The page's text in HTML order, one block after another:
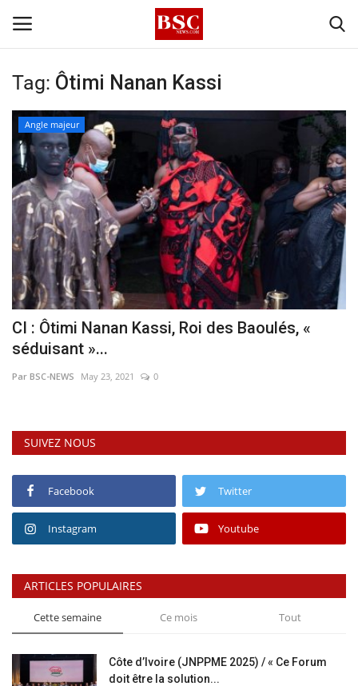
Accueil
Contact
A propos
Signature
Témoignage
Business
Culture
Sublimes cerveaux
Sport
Autr'Actu
Tag: Ôtimi Nanan Kassi
Angle majeur
CI : Ôtimi Nanan Kassi, Roi des Baoulés, «
séduisant »...
Par BSC-NEWS May 23, 2021 0
SUIVEZ NOUS
Facebook Twitter
Instagram Youtube
ARTICLES POPULAIRES
Cette semaine Ce mois Tout
Côte d’Ivoire (JNPPME 2025) / « Ce Forum
doit être la solution...